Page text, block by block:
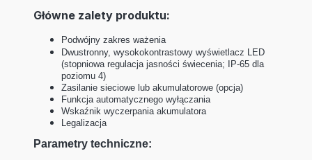
Główne zalety produktu:
Podwójny zakres ważenia
Dwustronny, wysokokontrastowy wyświetlacz LED
(stopniowa regulacja jasności świecenia; IP-65 dla
poziomu 4)
Zasilanie sieciowe lub akumulatorowe (opcja)
Funkcja automatycznego wyłączania
Wskaźnik wyczerpania akumulatora
Legalizacja
Parametry techniczne: